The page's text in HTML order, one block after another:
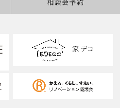
相談会予約
家デコ